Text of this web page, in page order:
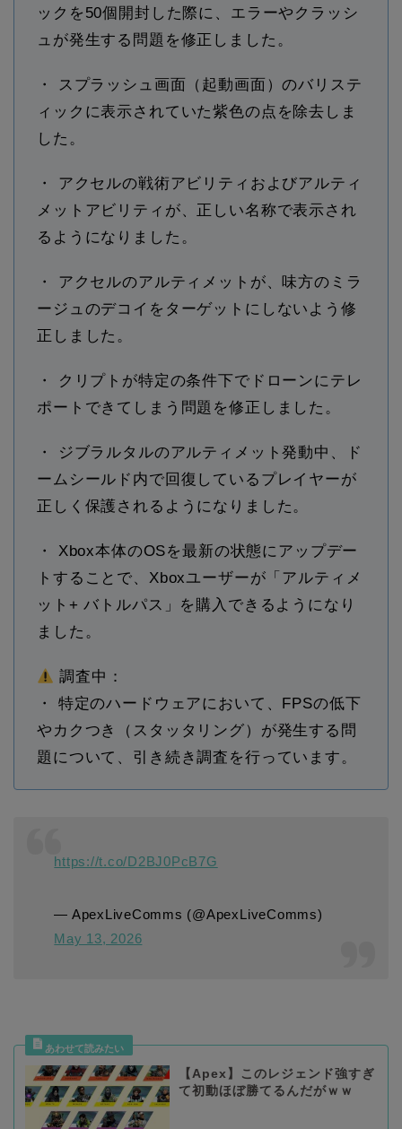
ックを50個開封した際に、エラーやクラッシ
ュが発生する問題を修正しました。
・ スプラッシュ画面（起動画面）のバリステ
ィックに表示されていた紫色の点を除去しま
した。
・ アクセルの戦術アビリティおよびアルティ
メットアビリティが、正しい名称で表示され
るようになりました。
・ アクセルのアルティメットが、味方のミラ
ージュのデコイをターゲットにしないよう修
正しました。
・ クリプトが特定の条件下でドローンにテレ
ポートできてしまう問題を修正しました。
・ ジブラルタルのアルティメット発動中、ド
ームシールド内で回復しているプレイヤーが
正しく保護されるようになりました。
・ Xbox本体のOSを最新の状態にアップデー
トすることで、Xboxユーザーが「アルティメ
ット+ バトルパス」を購入できるようになり
ました。
調査中：
・ 特定のハードウェアにおいて、FPSの低下
やカクつき（スタッタリング）が発生する問
題について、引き続き調査を行っています。
https://t.co/D2BJ0PcB7G
— ApexLiveComms (@ApexLiveComms)
May 13, 2026
【Apex】このレジェンド強すぎ
て初動ほぼ勝てるんだがｗｗ